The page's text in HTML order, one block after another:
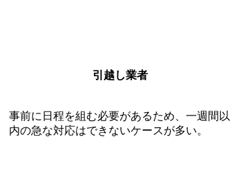
引越し業者
事前に日程を組む必要があるため、一週間以
内の急な対応はできないケースが多い。